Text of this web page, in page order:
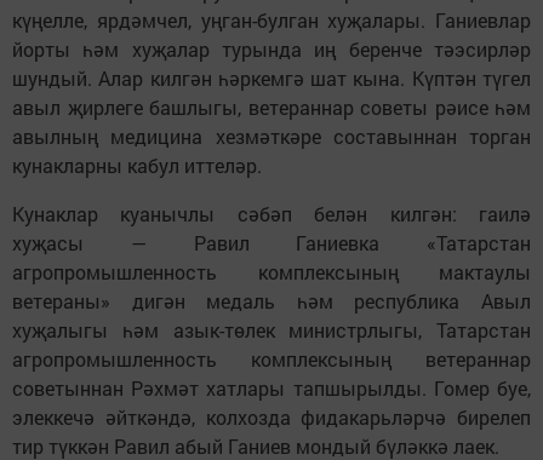
күңелле, ярдәмчел, уңган-булган хуҗалары. Ганиевлар
йорты һәм хуҗалар турында иң беренче тәэсирләр
шундый. Алар килгән һәркемгә шат кына. Күптән түгел
авыл җирлеге башлыгы, ветераннар советы рәисе һәм
авылның медицина хезмәткәре составыннан торган
кунакларны кабул иттеләр.
Кунаклар куанычлы сәбәп белән килгән: гаилә
хуҗасы — Равил Ганиевка «Татарстан
агропромышленность комплексының мактаулы
ветераны» дигән медаль һәм республика Авыл
хуҗалыгы һәм азык-төлек министрлыгы, Татарстан
агропромышленность комплексының ветераннар
советыннан Рәхмәт хатлары тапшырылды. Гомер буе,
элеккечә әйткәндә, колхозда фидакарьләрчә бирелеп
тир түккән Равил абый Ганиев мондый бүләккә лаек.